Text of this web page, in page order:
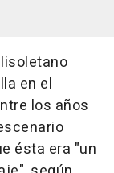
en el
los años
ésta era "un